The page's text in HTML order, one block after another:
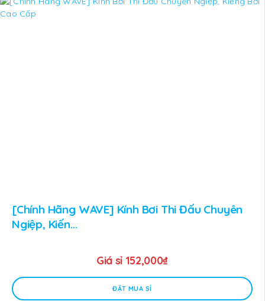
[Chính Hãng WAVE] Kính Bơi Thi Đấu Chuyên
Ngiệp, Kiến...
Giá sỉ 152,000₫
ĐẶT MUA SỈ